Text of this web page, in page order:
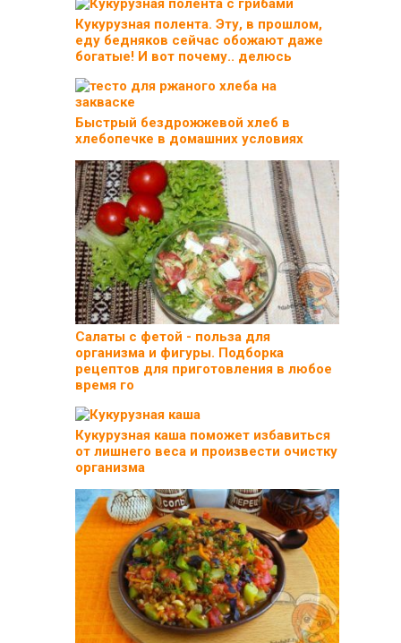
Кукурузная полента. Эту, в прошлом,
еду бедняков сейчас обожают даже
богатые! И вот почему.. делюсь
Быстрый бездрожжевой хлеб в
хлебопечке в домашних условиях
Салаты с фетой - польза для
организма и фигуры. Подборка
рецептов для приготовления в любое
время го
Кукурузная каша поможет избавиться
от лишнего веса и произвести очистку
организма